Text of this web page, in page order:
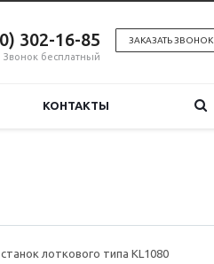
ЗАКАЗАТЬ ЗВОНОК
302-16-85
Звонок бесплатный
КОНТАКТЫ
лоткового типа KL1080